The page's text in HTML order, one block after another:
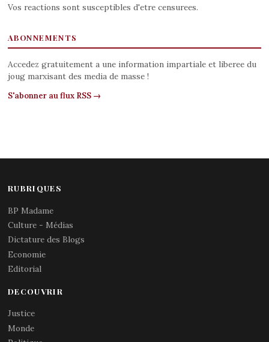
Vos reactions sont susceptibles d'etre censurees.
ABONNEMENTS
Accedez gratuitement a une information impartiale et liberee du
joug marxisant des media de masse !
S'abonner au flux RSS →
RUBRIQUES
BP Madame
Culture - Médias
Dictature des Blogs
Economie
Editorial
DECOUVRIR
Justice
Monde